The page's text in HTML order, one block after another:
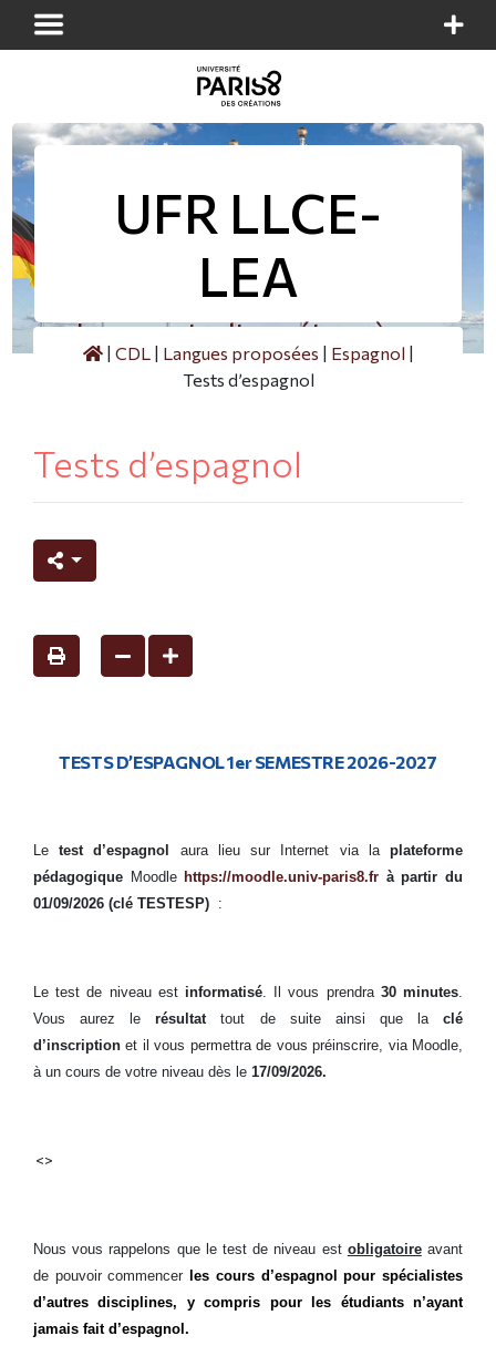
Panneau de gestion des cookies
UFR LLCE-
LEA
Langues et cultures étrangères
| CDL | Langues proposées | Espagnol |
Tests d’espagnol
Tests d’espagnol
TESTS D’ESPAGNOL 1er SEMESTRE 2026-2027
Letest d’espagnol aura lieu sur Internet via laplateforme
pédagogique Moodle https://moodle.univ-paris8.fr à partir du
01/09/2026 (clé TESTESP) :
Le test de niveau est informatisé . Il vous prendra 30 minutes
Vous aurez lerésultat tout de suite ainsi que laclé
d’inscription et il vous permettra de vous préinscrire, via Moodle,
à un cours de votre niveau dès le 17/09/2026.
<>
Nous vous rappelons que le test de niveau est obligatoireavant
de pouvoir commencer les cours d’espagnol pour spécialistes
d’autres disciplines, y compris pour les étudiants n’ayant
jamais fait d’espagnol.